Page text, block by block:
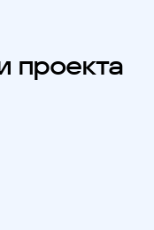
проекта